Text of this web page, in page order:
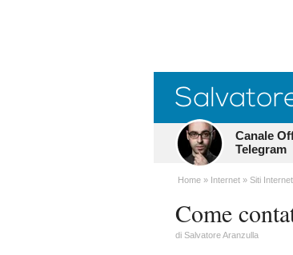
Canale
Telegram
Home Internet Siti
Come
di Salvatore Aranzulla